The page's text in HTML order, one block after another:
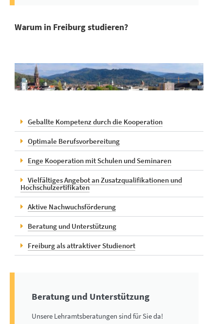
Warum in Freiburg studieren?
Geballte Kompetenz durch die Kooperation
Optimale Berufsvorbereitung
Enge Kooperation mit Schulen und Seminaren
Vielfältiges Angebot an Zusatzqualifikationen und
Hochschulzertifikaten
Aktive Nachwuchsförderung
Beratung und Unterstützung
Freiburg als attraktiver Studienort
Beratung und Unterstützung
Unsere Lehramtsberatungen sind für Sie da!